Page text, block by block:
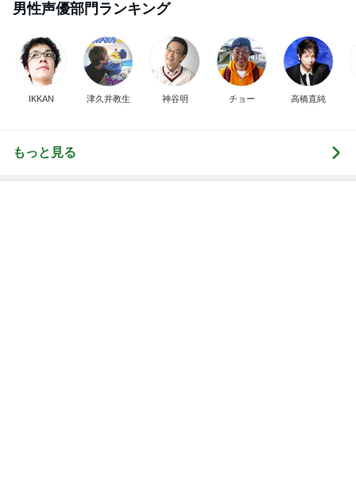
男性声優部門ランキング
IKKAN 津久井教生 神谷明 チョー 高橋直純
もっと見る